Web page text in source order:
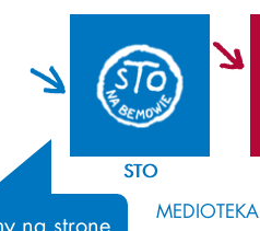
STO
na stronę
MEDIOTEKA